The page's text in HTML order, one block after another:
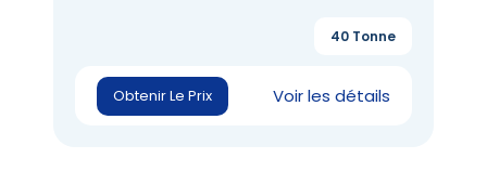
Obtenir Le Prix Voir les détails
40 Tonne